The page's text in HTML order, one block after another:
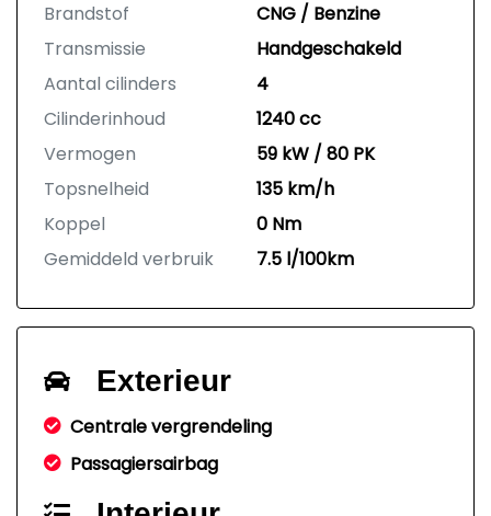
Brandstof
CNG / Benzine
Transmissie
Handgeschakeld
Aantal cilinders
4
Cilinderinhoud
1240 cc
Vermogen
59 kW / 80 PK
Topsnelheid
135 km/h
Koppel
0 Nm
Gemiddeld verbruik
7.5 l/100km
Exterieur
Centrale vergrendeling
Passagiersairbag